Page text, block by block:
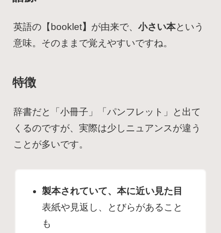
英語の【booklet】 が由来で、小さい本という
意味。そのままで覚えやすいですね。
特徴
辞書だと「小冊子」「パンフレット」と出て
くるのですが、実際は少しニュアンスが違う
ことが多いです。
製本されていて、本に近い見た目
表紙や見返し、とびらがあること
も